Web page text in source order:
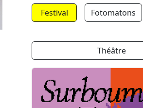
Festival Fotomatons
Théâtre